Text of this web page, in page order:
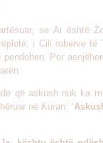
se Ai është
i Cili robërve të
Por
që askush nuk ka
në Kuran: “